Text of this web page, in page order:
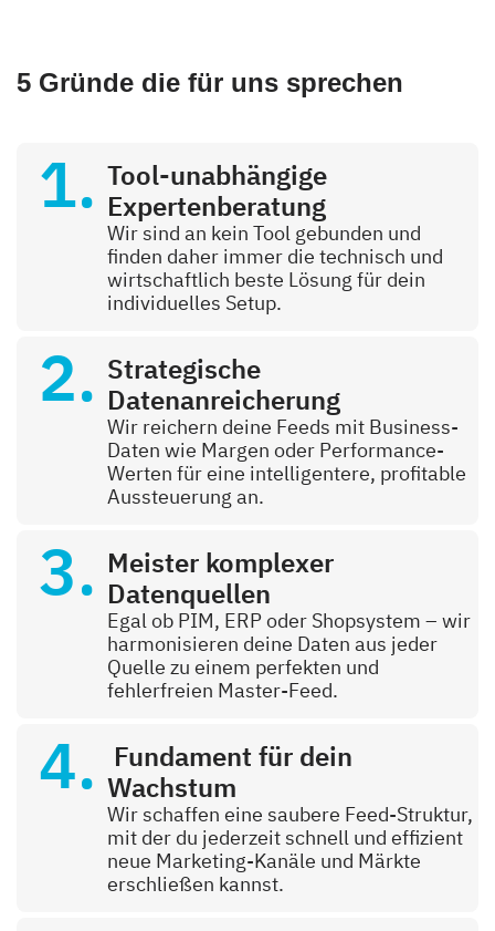
5 Gründe die für uns sprechen
Tool-unabhängige
Expertenberatung
Wir sind an kein Tool gebunden und
finden daher immer die technisch und
wirtschaftlich beste Lösung für dein
individuelles Setup.
Strategische
Datenanreicherung
Wir reichern deine Feeds mit Business-
Daten wie Margen oder Performance-
Werten für eine intelligentere, profitable
Aussteuerung an.
Meister komplexer
Datenquellen
Egal ob PIM, ERP oder Shopsystem – wir
harmonisieren deine Daten aus jeder
Quelle zu einem perfekten und
fehlerfreien Master-Feed.
Fundament für dein
Wachstum
Wir schaffen eine saubere Feed-Struktur,
mit der du jederzeit schnell und effizient
neue Marketing-Kanäle und Märkte
erschließen kannst.